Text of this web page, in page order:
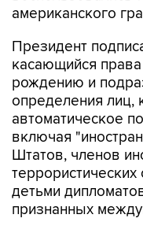
американского
Президент
касающийся
рождению и
определения лиц,
автоматическое
включая
Штатов, членов
детьми
признанных